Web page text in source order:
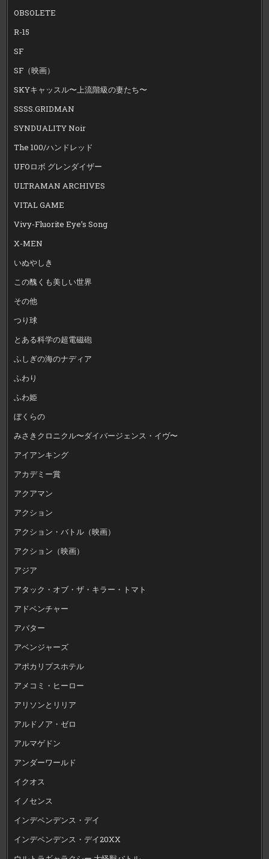
OBSOLETE
R-15
SF
SF（映画）
SKYキャッスル〜上流階級の妻たち〜
SSSS.GRIDMAN
SYNDUALITY Noir
The 100/ハンドレッド
UFOロボ グレンダイザー
ULTRAMAN ARCHIVES
VITAL GAME
Vivy-Fluorite Eye’s Song
X-MEN
いぬやしき
この醜くも美しい世界
その他
つり球
とある科学の超電磁砲
ふしぎの海のナディア
ふわり
ふわ姫
ぼくらの
みさきクロニクル〜ダイバージェンス・イヴ〜
アイアンキング
アカデミー賞
アクアマン
アクション
アクション・バトル（映画）
アクション（映画）
アジア
アタック・オブ・ザ・キラー・トマト
アドベンチャー
アバター
アベンジャーズ
アポカリプスホテル
アメコミ・ヒーロー
アリソンとリリア
アルドノア・ゼロ
アルマゲドン
アンダーワールド
イクオス
イノセンス
インデペンデンス・デイ
インデペンデンス・デイ20XX